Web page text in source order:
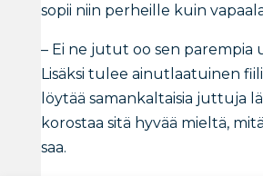
sopii niin perheille kuin
– Ei ne jutut oo sen parempia
Lisäksi tulee ainutlaatuinen
löytää samankaltaisia juttuja
korostaa sitä hyvää mieltä,
saa.